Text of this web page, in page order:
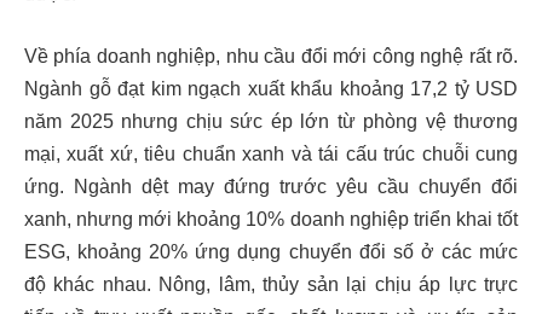
Về phía doanh nghiệp, nhu cầu đổi mới công nghệ rất rõ.
Ngành gỗ đạt kim ngạch xuất khẩu khoảng 17,2 tỷ USD
năm 2025 nhưng chịu sức ép lớn từ phòng vệ thương
mại, xuất xứ, tiêu chuẩn xanh và tái cấu trúc chuỗi cung
ứng. Ngành dệt may đứng trước yêu cầu chuyển đổi
xanh, nhưng mới khoảng 10% doanh nghiệp triển khai tốt
ESG, khoảng 20% ứng dụng chuyển đổi số ở các mức
độ khác nhau. Nông, lâm, thủy sản lại chịu áp lực trực